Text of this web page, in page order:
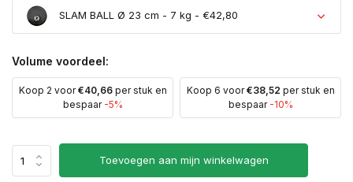
SLAM BALL Ø 23 cm - 7 kg - €42,80
Volume voordeel:
Koop 2 voor€40,66per stuk en
bespaar -5%
Koop 6 voor€38,52 per stuk en
bespaar -10%
Toevoegen aan mijn winkelwagen